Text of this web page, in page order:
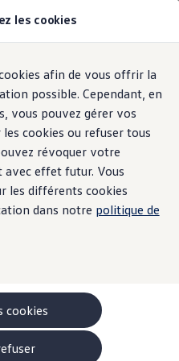
les cookies
afin de vous offrir la
possible. Cependant, en
vous pouvez gérer vos
cookies ou refuser tous
révoquer votre
effet futur. Vous
les différents cookies
dans notre politique de
cookies
Services (Leasing)
?
qui stockent et
aux habitudes
Les informations
être liées au nombre
utilisé pour